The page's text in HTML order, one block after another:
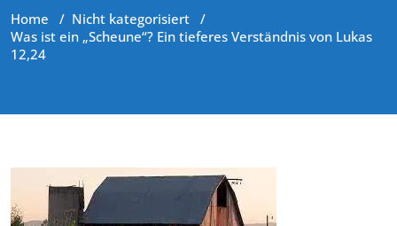
Home / Nicht kategorisiert /
Was ist ein „Scheune“? Ein tieferes Verständnis von Lukas
12,24